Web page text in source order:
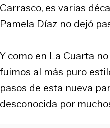
Carrasco, es varias
Pamela Díaz no dejó
Y como en La Cuarta
fuimos al más puro
pasos de esta nueva
desconocida por